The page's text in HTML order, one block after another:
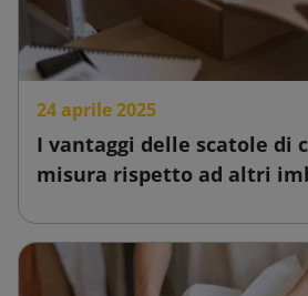
24 aprile 2025
I vantaggi delle scatole di
misura rispetto ad altri